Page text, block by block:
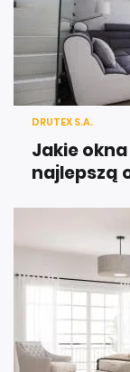
DRUTEX S.A.
Jakie
najlepszą